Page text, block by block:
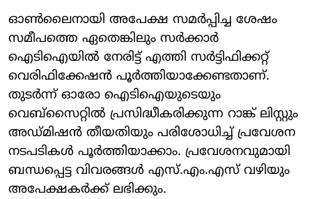
ഓൺലൈനായി അപേക്ഷ സമർപ്പിച്ച ശേഷം
സമീപത്തെ ഏതെങ്കിലും സർക്കാർ
ഐടിഐയിൽ നേരിട്ട് എത്തി സർട്ടിഫിക്കറ്റ്
വെരിഫിക്കേഷൻ പൂർത്തിയാക്കേണ്ടതാണ്.
തുടർന്ന് ഓരോ ഐടിഐയുടെയും
വെബ്സൈറ്റിൽ പ്രസിദ്ധീകരിക്കുന്ന റാങ്ക് ലിസ്റ്റും
അഡ്മിഷൻ തീയതിയും പരിശോധിച്ച് പ്രവേശന
നടപടികൾ പൂർത്തിയാക്കാം. പ്രവേശനവുമായി
ബന്ധപ്പെട്ട വിവരങ്ങൾ എസ്.എം.എസ് വഴിയും
അപേക്ഷകർക്ക് ലഭിക്കും.